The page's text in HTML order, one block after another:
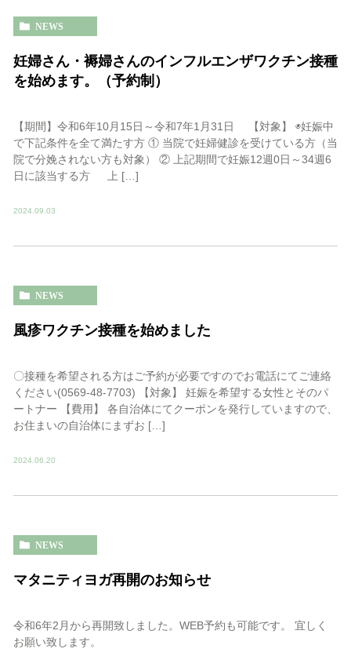
NEWS
妊婦さん・褥婦さんのインフルエンザワクチン接種
を始めます。（予約制）
【期間】令和6年10月15日～令和7年1月31日 【対象】 ◉妊娠中
で下記条件を全て満たす方 ① 当院で妊婦健診を受けている方（当
院で分娩されない方も対象） ② 上記期間で妊娠12週0日～34週6
日に該当する方 上 […]
2024.09.03
NEWS
風疹ワクチン接種を始めました
〇接種を希望される方はご予約が必要ですのでお電話にてご連絡
ください(0569-48-7703) 【対象】 妊娠を希望する女性とそのパ
ートナー 【費用】 各自治体にてクーポンを発行していますので、
お住まいの自治体にまずお […]
2024.06.20
NEWS
マタニティヨガ再開のお知らせ
令和6年2月から再開致しました。WEB予約も可能です。 宜しく
お願い致します。